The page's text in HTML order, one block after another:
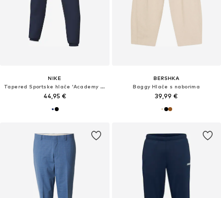
NIKE
Tapered Sportske hlače 'Academy 25'
44,95 €
BERSHKA
Baggy Hlače s naborima
39,99 €